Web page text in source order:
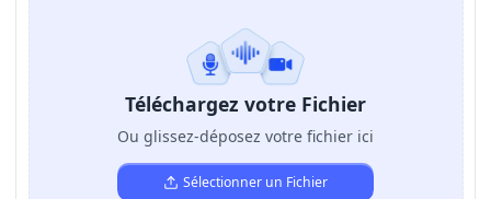
Téléchargez votre Fichier
Ou glissez-déposez votre fichier ici
Sélectionner un Fichier